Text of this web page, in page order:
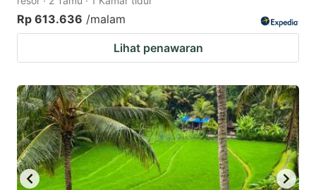
Rp 613.636 /malam
Lihat penawaran